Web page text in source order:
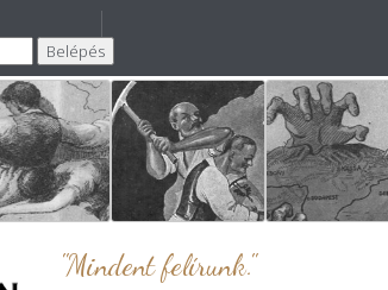
"Mindent felírunk."